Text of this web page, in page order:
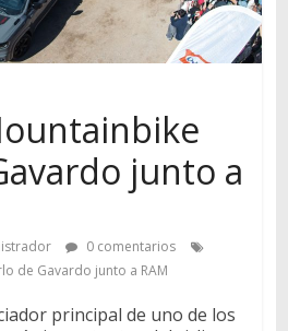
junto a
0 comentarios
de Gavardo junto a RAM
principal de uno de los